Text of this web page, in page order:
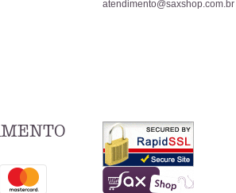
atendimento@saxshop.com.br